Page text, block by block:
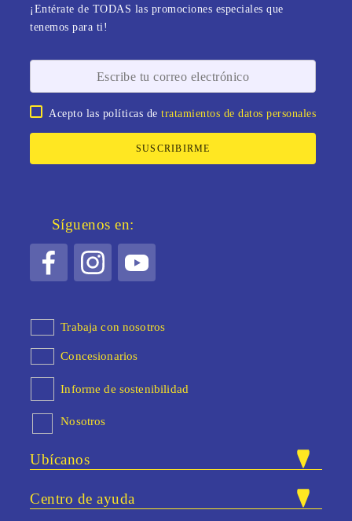
¡Entérate de TODAS las promociones especiales que
tenemos para ti!
Acepto las políticas detratamientos de datos personales
SUSCRIBIRME
Síguenos en:
Trabaja con nosotros
Concesionarios
Informe de sostenibilidad
Nosotros
Ubícanos
Carrera 47 # 83A - 40. Bloque 25 /
Centro de ayuda